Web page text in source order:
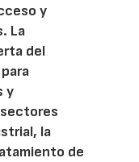
y
La
del
y
la
de